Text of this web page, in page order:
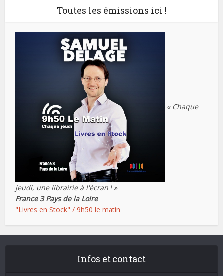
Toutes les émissions ici !
« Chaque
jeudi, une librairie à l'écran ! »
France 3 Pays de la Loire
"Livres en Stock" / 9h50 le matin
Infos et contact